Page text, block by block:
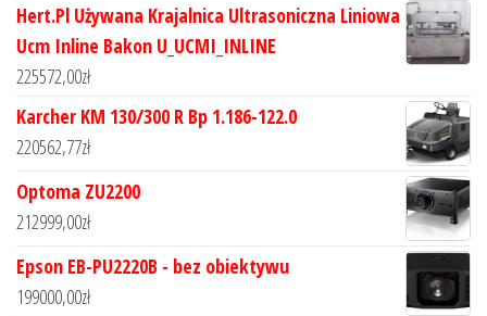
Hert.Pl Używana Krajalnica Ultrasoniczna Liniowa
Ucm Inline Bakon U_UCMI_INLINE
225572,00zł
Karcher KM 130/300 R Bp 1.186-122.0
220562,77zł
Optoma ZU2200
212999,00zł
Epson EB-PU2220B - bez obiektywu
199000,00zł